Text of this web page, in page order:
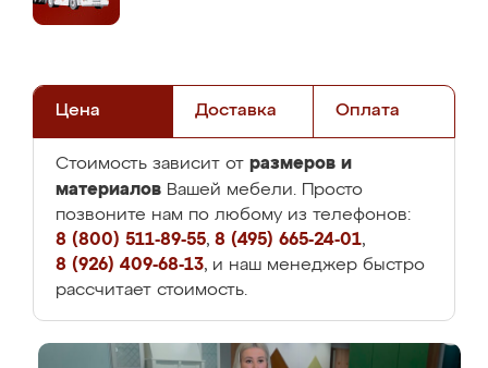
Цена Доставка Оплата
Стоимость зависит от размеров и
материалов Вашей мебели. Просто
позвоните нам по любому из телефонов:
8 (800) 511-89-55, 8 (495) 665-24-01,
8 (926) 409-68-13, и наш менеджер быстро
рассчитает стоимость.